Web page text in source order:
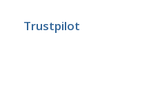
Trustpilot